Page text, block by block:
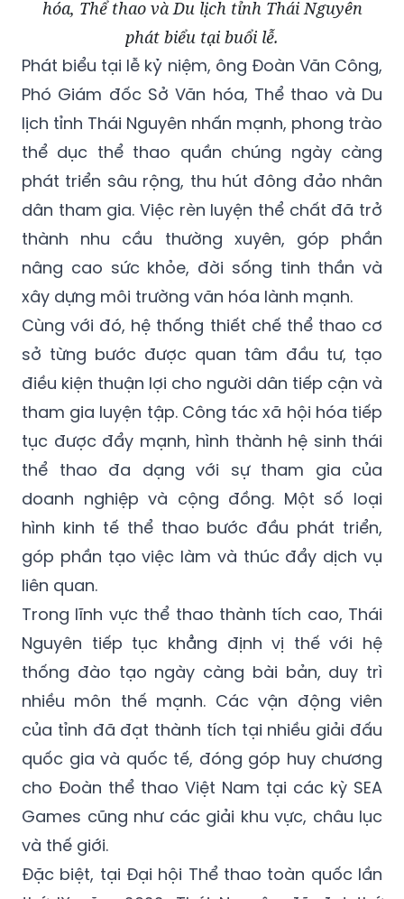
hóa, Thể thao và Du lịch tỉnh Thái Nguyên
phát biểu tại buổi lễ.
Phát biểu tại lễ kỷ niệm, ông Đoàn Văn Công,
Phó Giám đốc Sở Văn hóa, Thể thao và Du
lịch tỉnh Thái Nguyên nhấn mạnh, phong trào
thể dục thể thao quần chúng ngày càng
phát triển sâu rộng, thu hút đông đảo nhân
dân tham gia. Việc rèn luyện thể chất đã trở
thành nhu cầu thường xuyên, góp phần
nâng cao sức khỏe, đời sống tinh thần và
xây dựng môi trường văn hóa lành mạnh.
Cùng với đó, hệ thống thiết chế thể thao cơ
sở từng bước được quan tâm đầu tư, tạo
điều kiện thuận lợi cho người dân tiếp cận và
tham gia luyện tập. Công tác xã hội hóa tiếp
tục được đẩy mạnh, hình thành hệ sinh thái
thể thao đa dạng với sự tham gia của
doanh nghiệp và cộng đồng. Một số loại
hình kinh tế thể thao bước đầu phát triển,
góp phần tạo việc làm và thúc đẩy dịch vụ
liên quan.
Trong lĩnh vực thể thao thành tích cao, Thái
Nguyên tiếp tục khẳng định vị thế với hệ
thống đào tạo ngày càng bài bản, duy trì
nhiều môn thế mạnh. Các vận động viên
của tỉnh đã đạt thành tích tại nhiều giải đấu
quốc gia và quốc tế, đóng góp huy chương
cho Đoàn thể thao Việt Nam tại các kỳ SEA
Games cũng như các giải khu vực, châu lục
và thế giới.
Đặc biệt, tại Đại hội Thể thao toàn quốc lần